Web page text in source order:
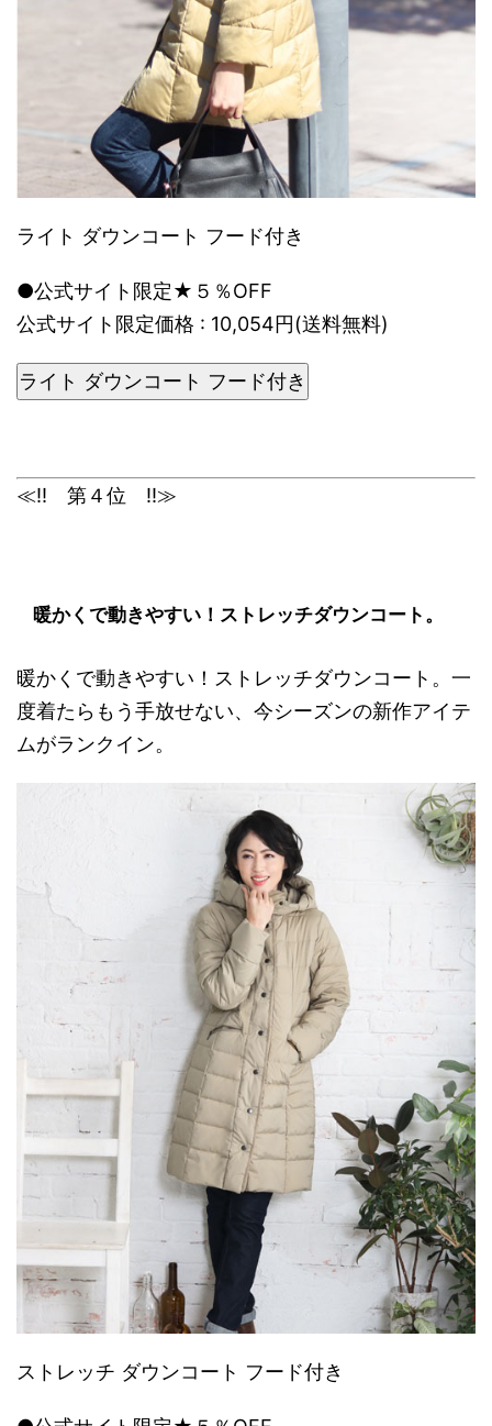
ライト ダウンコート フード付き
●公式サイト限定★５％OFF
公式サイト限定価格 : 10,054円(送料無料)
ライト ダウンコート フード付き
≪!! 第４位 !!≫
暖かくで動きやすい！ストレッチダウンコート。
暖かくで動きやすい！ストレッチダウンコート。一
度着たらもう手放せない、今シーズンの新作アイテ
ムがランクイン。
ストレッチ ダウンコート フード付き